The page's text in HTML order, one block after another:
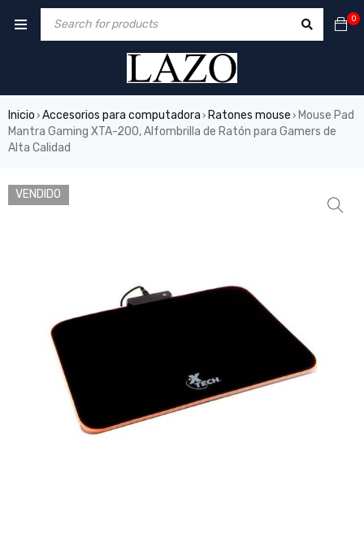
0
Inicio › Accesorios para computadora › Ratones mouse › Mouse Pad
Mantra Gaming XTA-200, Alfombrilla de Ratón para Gamers de
Alta Calidad
VENDIDO